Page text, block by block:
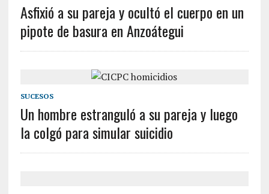
Asfixió a su pareja y ocultó el cuerpo en un
pipote de basura en Anzoátegui
SUCESOS
Un hombre estranguló a su pareja y luego
la colgó para simular suicidio